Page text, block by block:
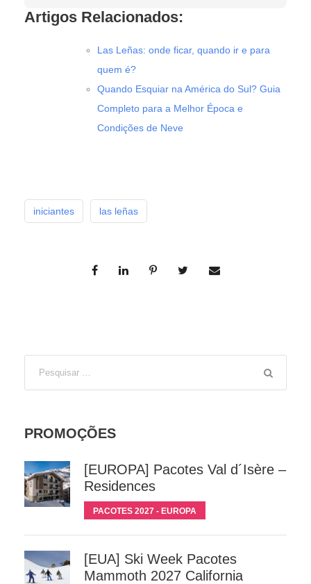
Artigos Relacionados:
Las Leñas: onde ficar, quando ir e para
quem é?
Quando Esquiar na América do Sul? Guia
Completo para a Melhor Época e
Condições de Neve
iniciantes las leñas
PROMOÇÕES
[EUROPA] Pacotes Val d´Isère –
Residences
PACOTES 2027 - EUROPA
[EUA] Ski Week Pacotes
Mammoth 2027 California